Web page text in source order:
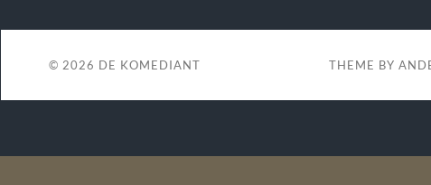
© 2026 DE KOMEDIANT THEME BY